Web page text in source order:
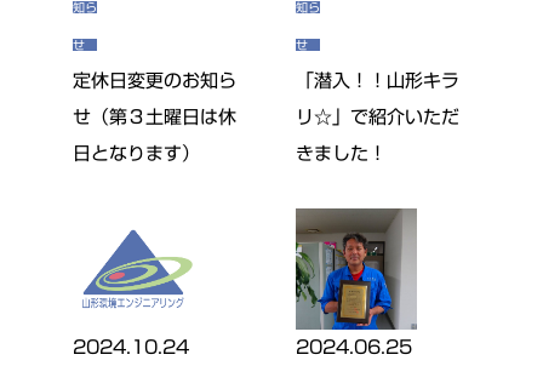
知ら
せ
定休日変更のお知ら
せ（第３土曜日は休
日となります）
知ら
せ
「潜入！！山形キラ
リ☆」で紹介いただ
きました！
2024.10.24 2024.06.25